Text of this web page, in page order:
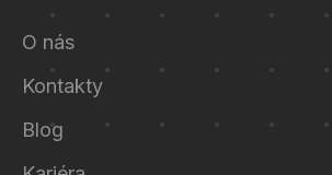
O nás
Kontakty
Blog